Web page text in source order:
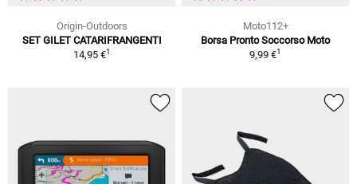
Origin-Outdoors
SET GILET CATARIFRANGENTI
14,95 €1
Moto112+
Borsa Pronto Soccorso Moto
9,99 €1